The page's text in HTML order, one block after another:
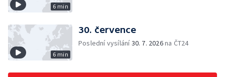
6 min
6 min
30. července
Poslední vysílání30. 7. 2026na ČT24